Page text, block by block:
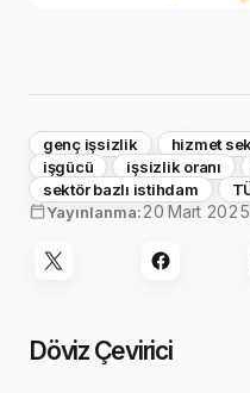
genç işsizlik hizmet
işgücü
işsizlik oranı
sektör bazlı istihdam
Yayınlanma:20 Mart
Döviz Çevirici